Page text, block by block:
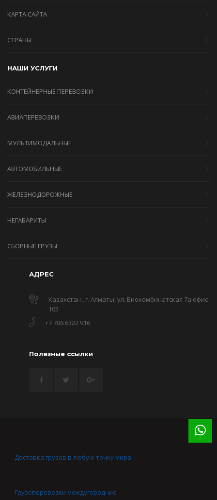
КАРТА САЙТА
СТРАНЫ
НАШИ УСЛУГИ
КОНТЕЙНЕРНЫЕ ПЕРЕВОЗКИ
АВИАПЕРЕВОЗКИ
МУЛЬТИМОДАЛЬНЫЕ
АВТОМОБИЛЬНЫЕ
ЖЕЛЕЗНОДОРОЖНЫЕ
НЕГАБАРИТЫ
СБОРНЫЕ ГРУЗЫ
АДРЕС
Казахстан , г. Алматы, ул. Биокомбинатская 7а офис
105
+7 706 6322 916
Полезные ссылки
Доставка грузов в любую точку мира
Грузоперевозки междугородние